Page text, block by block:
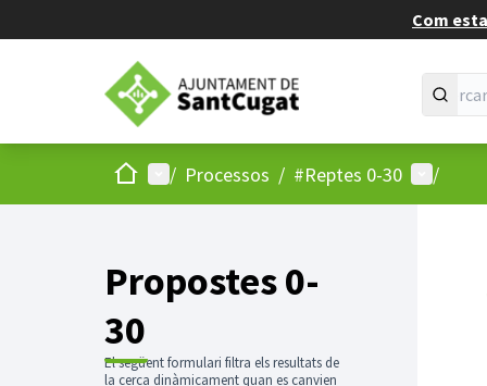
Com
Inici Menú principal
/ Processos / #Reptes 0-30 Menú
/
Propostes 0-
30
El següent formulari filtra els resultats de
la cerca dinàmicament quan es canvien